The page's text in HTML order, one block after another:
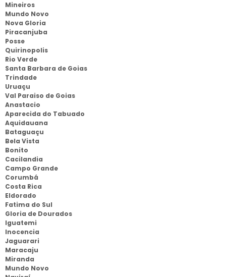
Mineiros
Mundo Novo
Nova Gloria
Piracanjuba
Posse
Quirinopolis
Rio Verde
Santa Barbara de Goias
Trindade
Uruaçu
Val Paraiso de Goias
Anastacio
Aparecida do Tabuado
Aquidauana
Bataguaçu
Bela Vista
Bonito
Cacilandia
Campo Grande
Corumbá
Costa Rica
Eldorado
Fatima do Sul
Gloria de Dourados
Iguatemi
Inocencia
Jaguarari
Maracaju
Miranda
Mundo Novo